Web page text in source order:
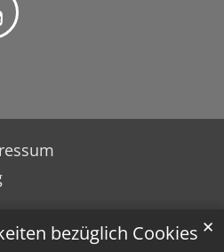
bezüglich Cookies ✕